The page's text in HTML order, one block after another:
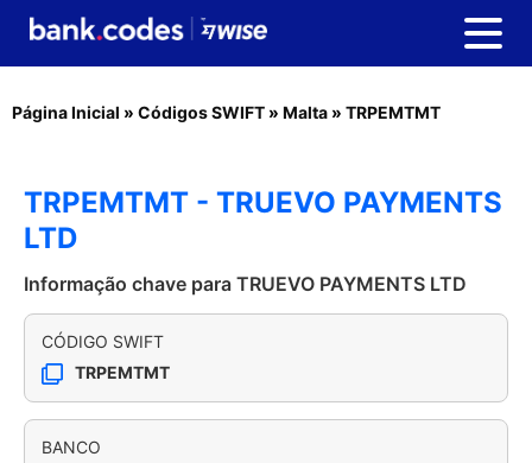
Página Inicial » Códigos SWIFT » Malta » TRPEMTMT
TRPEMTMT - TRUEVO PAYMENTS
LTD
Informação chave para TRUEVO PAYMENTS LTD
CÓDIGO SWIFT
TRPEMTMT
BANCO